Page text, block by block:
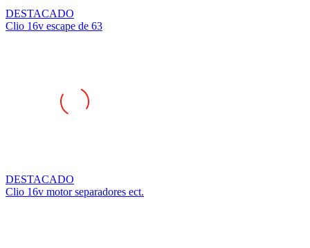
DESTACADO
Clio 16v escape de 63
DESTACADO
Clio 16v motor separadores ect.